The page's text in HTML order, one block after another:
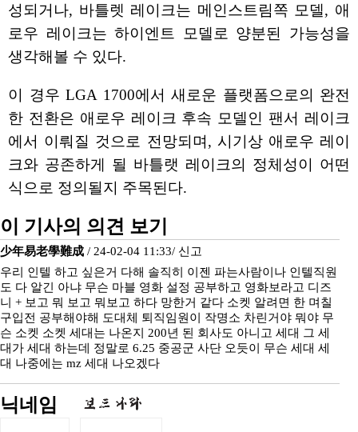
성되거나, 바틀렛 레이크는 메인스트림쪽 모델, 애
로우 레이크는 하이엔트 모델로 양분된 가능성을
생각해볼 수 있다.
이 경우 LGA 1700에서 새로운 플랫폼으로의 완전
한 전환은 애로우 레이크 후속 모델인 팬서 레이크
에서 이뤄질 것으로 전망되며, 시기상 애로우 레이
크와 공존하게 될 바틀랫 레이크의 정체성이 어떤
식으로 정의될지 주목된다.
이 기사의 의견 보기
少年易老學難成 / 24-02-04 11:33/ 신고
우리 인텔 하고 싶은거 다해 솔직히 이젠 파는사람이나 인텔직원
도 다 알긴 아냐 무슨 마블 영화 설정 공부하고 영화보라고 디즈
니 + 보고 뭐 보고 뭐보고 하다 망한거 같다 소켓 알려면 한 며칠
구입전 공부해야해 도대체 퇴직임원이 작명소 차린거야 뭐야 무
슨 소켓 소켓 세대는 나온지 200년 된 회사도 아니고 세대 그 세
대가 세대 하는데 정말로 6.25 중공군 사단 오듯이 무슨 세대 세
대 나중에는 mz 세대 나오겠다
닉네임